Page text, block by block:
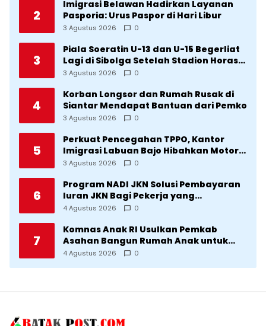
2
Imigrasi Belawan Hadirkan Layanan
Pasporia: Urus Paspor di Hari Libur
3 Agustus 2026 0
3
Piala Soeratin U-13 dan U-15 Begerliat
Lagi di Sibolga Setelah Stadion Horas
Direvitalisasi Wali Kota
3 Agustus 2026 0
4
Korban Longsor dan Rumah Rusak di
Siantar Mendapat Bantuan dari Pemko
3 Agustus 2026 0
5
Perkuat Pencegahan TPPO, Kantor
Imigrasi Labuan Bajo Hibahkan Motor
Operasional ke Lima Desa di
3 Agustus 2026 0
6
Program NADI JKN Solusi Pembayaran
Iuran JKN Bagi Pekerja yang
Penghasilannya Tidak Tetap
4 Agustus 2026 0
7
Komnas Anak RI Usulkan Pemkab
Asahan Bangun Rumah Anak untuk
Korban Kekerasan
4 Agustus 2026 0